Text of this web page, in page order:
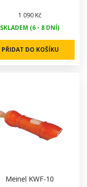
1 090 Kč
SKLADEM (6 - 8 DNÍ)
PŘIDAT DO KOŠÍKU
Meinel KWF-10